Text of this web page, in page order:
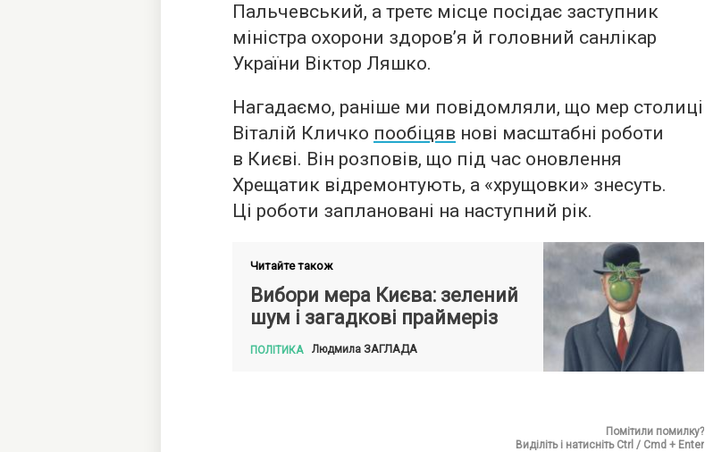
Пальчевський, а третє місце посідає заступник
міністра охорони здоров’я й головний санлікар
України Віктор Ляшко.
Нагадаємо, раніше ми повідомляли, що мер столиці
Віталій Кличко пообіцяв нові масштабні роботи
в Києві. Він розповів, що під час оновлення
Хрещатик відремонтують, а «хрущовки» знесуть.
Ці роботи заплановані на наступний рік.
Читайте також
Вибори мера Києва: зелений
шум і загадкові праймеріз
ПОЛІТИКА Людмила ЗАГЛАДА
Помітили помилку?
Виділіть і натисніть Ctrl / Cmd + Enter